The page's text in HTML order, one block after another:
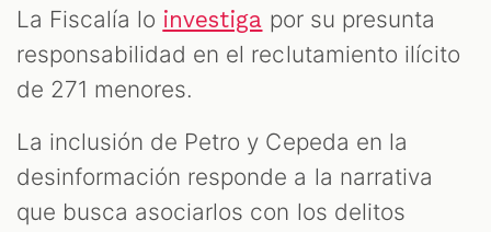
La Fiscalía lo investiga por su presunta
responsabilidad en el reclutamiento ilícito
de 271 menores.
La inclusión de Petro y Cepeda en la
desinformación responde a la narrativa
que busca asociarlos con los delitos